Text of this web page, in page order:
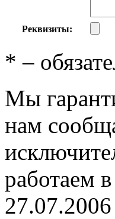
Реквизиты:
* –
Мы
нам
работаем